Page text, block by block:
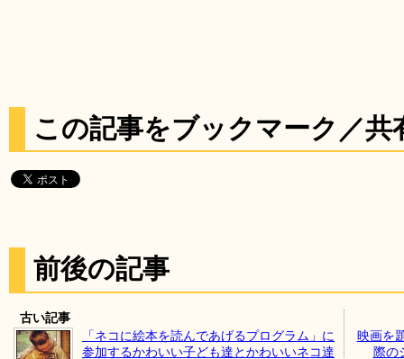
この記事をブックマーク／共
前後の記事
古い記事
「ネコに絵本を読んであげるプログラム」に
参加するかわいい子ども達とかわいいネコ達
映画を
際の